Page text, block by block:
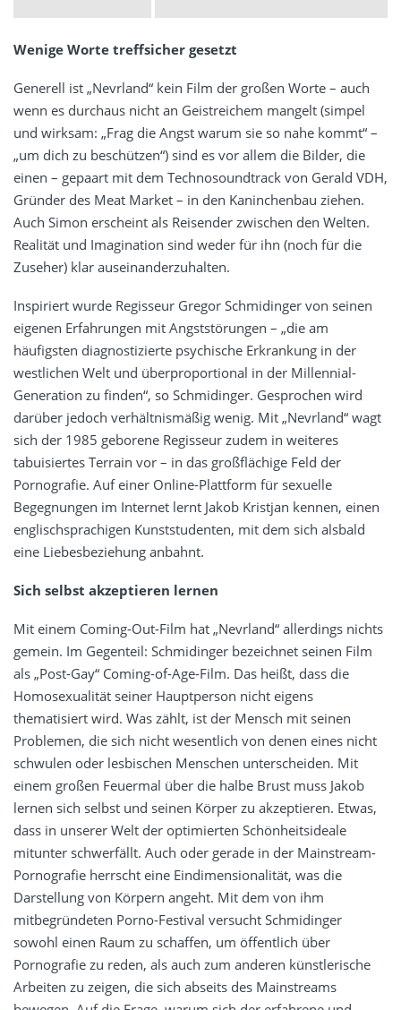
Wenige Worte treffsicher gesetzt
Generell ist „Nevrland“ kein Film der großen Worte – auch
wenn es durchaus nicht an Geistreichem mangelt (simpel
und wirksam: „Frag die Angst warum sie so nahe kommt“ –
„um dich zu beschützen“) sind es vor allem die Bilder, die
einen – gepaart mit dem Technosoundtrack von Gerald VDH,
Gründer des Meat Market – in den Kaninchenbau ziehen.
Auch Simon erscheint als Reisender zwischen den Welten.
Realität und Imagination sind weder für ihn (noch für die
Zuseher) klar auseinanderzuhalten.
Inspiriert wurde Regisseur Gregor Schmidinger von seinen
eigenen Erfahrungen mit Angststörungen – „die am
häufigsten diagnostizierte psychische Erkrankung in der
westlichen Welt und überproportional in der Millennial-
Generation zu finden“, so Schmidinger. Gesprochen wird
darüber jedoch verhältnismäßig wenig. Mit „Nevrland“ wagt
sich der 1985 geborene Regisseur zudem in weiteres
tabuisiertes Terrain vor – in das großflächige Feld der
Pornografie. Auf einer Online-Plattform für sexuelle
Begegnungen im Internet lernt Jakob Kristjan kennen, einen
englischsprachigen Kunststudenten, mit dem sich alsbald
eine Liebesbeziehung anbahnt.
Sich selbst akzeptieren lernen
Mit einem Coming-Out-Film hat „Nevrland“ allerdings nichts
gemein. Im Gegenteil: Schmidinger bezeichnet seinen Film
als „Post-Gay“ Coming-of-Age-Film. Das heißt, dass die
Homosexualität seiner Hauptperson nicht eigens
thematisiert wird. Was zählt, ist der Mensch mit seinen
Problemen, die sich nicht wesentlich von denen eines nicht
schwulen oder lesbischen Menschen unterscheiden. Mit
einem großen Feuermal über die halbe Brust muss Jakob
lernen sich selbst und seinen Körper zu akzeptieren. Etwas,
dass in unserer Welt der optimierten Schönheitsideale
mitunter schwerfällt. Auch oder gerade in der Mainstream-
Pornografie herrscht eine Eindimensionalität, was die
Darstellung von Körpern angeht. Mit dem von ihm
mitbegründeten Porno-Festival versucht Schmidinger
sowohl einen Raum zu schaffen, um öffentlich über
Pornografie zu reden, als auch zum anderen künstlerische
Arbeiten zu zeigen, die sich abseits des Mainstreams